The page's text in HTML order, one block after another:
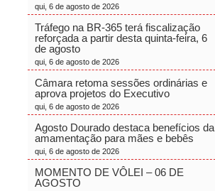
qui, 6 de agosto de 2026
Tráfego na BR-365 terá fiscalização
reforçada a partir desta quinta-feira, 6
de agosto
qui, 6 de agosto de 2026
Câmara retoma sessões ordinárias e
aprova projetos do Executivo
qui, 6 de agosto de 2026
Agosto Dourado destaca benefícios da
amamentação para mães e bebês
qui, 6 de agosto de 2026
MOMENTO DE VÔLEI – 06 DE
AGOSTO